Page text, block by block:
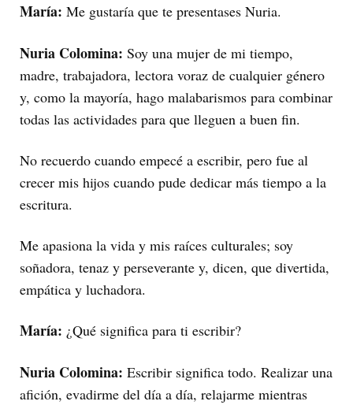
María: Me gustaría que te presentases Nuria.
Nuria Colomina: Soy una mujer de mi tiempo,
madre, trabajadora, lectora voraz de cualquier género
y, como la mayoría, hago malabarismos para combinar
todas las actividades para que lleguen a buen fin.
No recuerdo cuando empecé a escribir, pero fue al
crecer mis hijos cuando pude dedicar más tiempo a la
escritura.
Me apasiona la vida y mis raíces culturales; soy
soñadora, tenaz y perseverante y, dicen, que divertida,
empática y luchadora.
María: ¿Qué significa para ti escribir?
Nuria Colomina: Escribir significa todo. Realizar una
afición, evadirme del día a día, relajarme mientras